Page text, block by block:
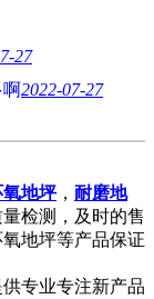
27
啊2022-07-27
氧地坪， 耐磨地
检测，及时的售
地坪等产品保证
专业专注新产品